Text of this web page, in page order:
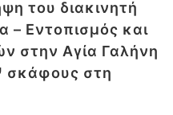
του διακινητή
– Εντοπισμός και
στην Αγία Γαλήνη
σκάφους στη